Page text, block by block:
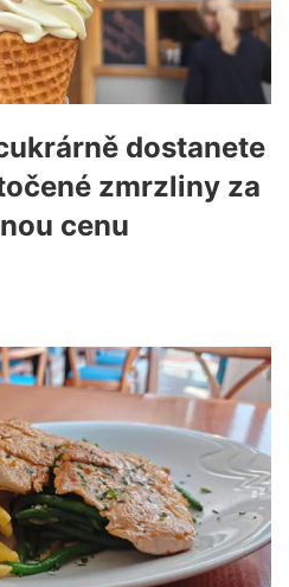
dostanete
zmrzliny za
cenu